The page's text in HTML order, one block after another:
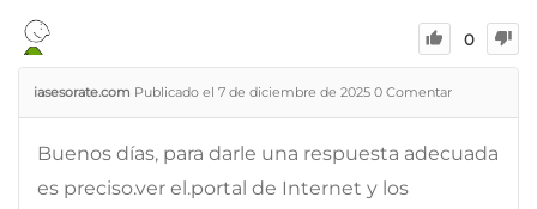
0
iasesorate.com Publicado el 7 de diciembre de 2025 0 Comentar
Buenos días, para darle una respuesta adecuada
es preciso.ver el.portal de Internet y los